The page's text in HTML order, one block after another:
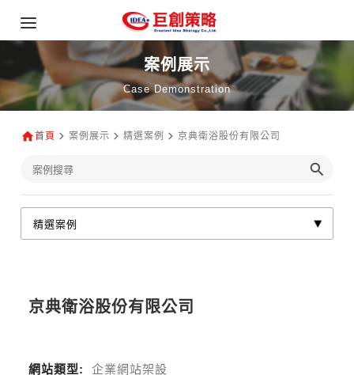
案例展示
Case Demonstration
首頁 案例展示 精選案例 京典衛浴股份有限公司
京典衛浴股份有限公司
網站類型: 企業網站架設